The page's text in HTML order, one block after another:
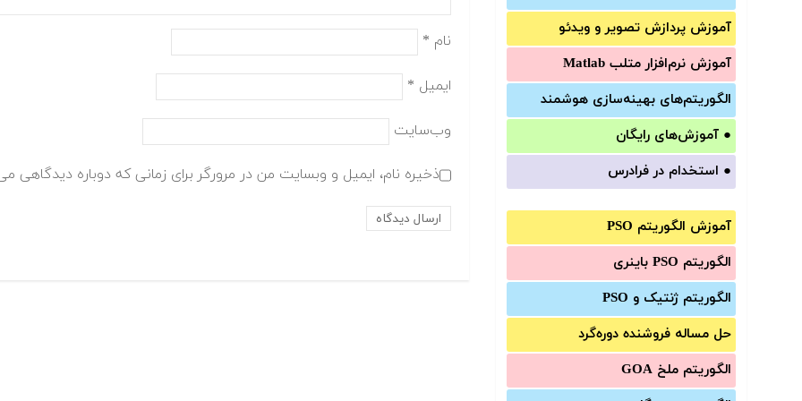
آموزش‌ پردازش تصویر و ویدئو
آموزش‌ نرم‌افزار متلب Matlab
الگوریتم‌های بهینه‌سازی هوشمند
● آموزش‌های رایگان
● استخدام در فرادرس
آموزش الگوریتم PSO
الگوریتم PSO باینری
الگوریتم ژنتیک و PSO
حل مساله فروشنده دوره‌گرد
الگوریتم ملخ GOA
نام *
ایمیل *
وب‌سایت
ذخیره نام، ایمیل و وبسایت من در مرورگر برای زمانی که دوباره دیدگاهی